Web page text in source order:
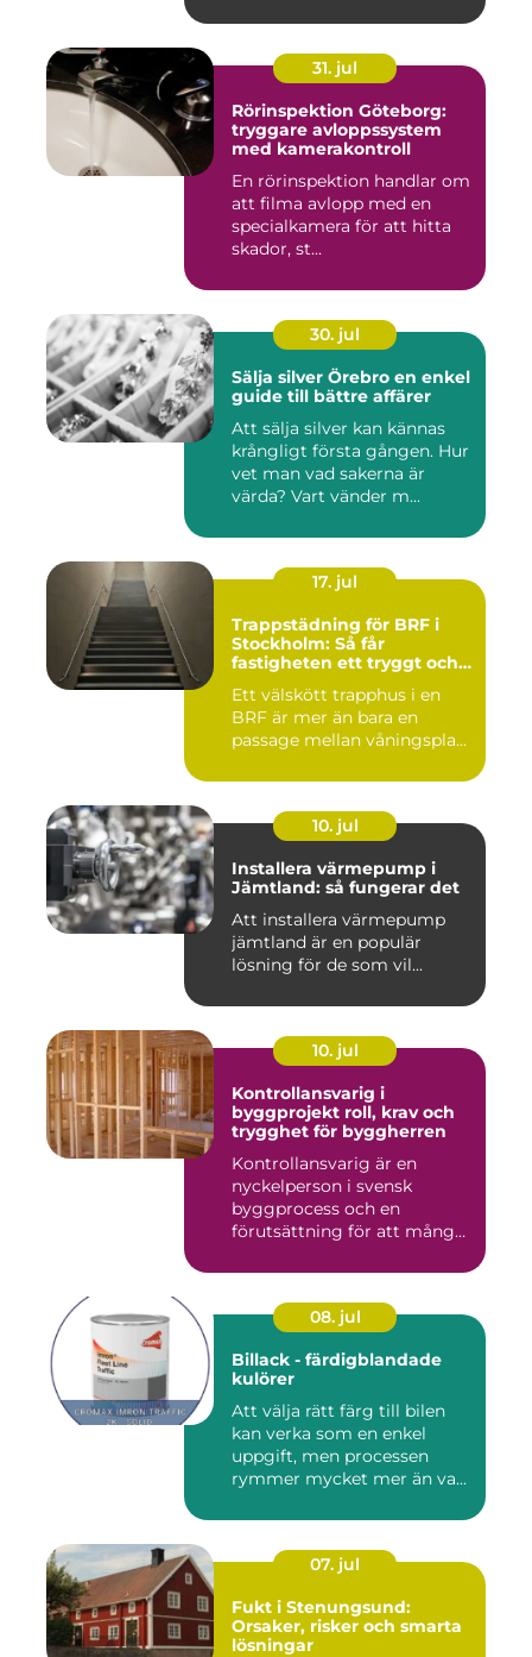
31. jul
Rörinspektion Göteborg:
tryggare avloppssystem
med kamerakontroll
En rörinspektion handlar om
att filma avlopp med en
specialkamera för att hitta
skador, st...
30. jul
Sälja silver Örebro en enkel
guide till bättre affärer
Att sälja silver kan kännas
krångligt första gången. Hur
vet man vad sakerna är
värda? Vart vänder m...
17. jul
Trappstädning för BRF i
Stockholm: Så får
fastigheten ett tryggt och
Ett välskött trapphus i en
BRF är mer än bara en
passage mellan våningspla...
10. jul
Installera värmepump i
Jämtland: så fungerar det
Att installera värmepump
jämtland är en populär
lösning för de som vil...
10. jul
Kontrollansvarig i
byggprojekt roll, krav och
trygghet för byggherren
Kontrollansvarig är en
nyckelperson i svensk
byggprocess och en
förutsättning för att många
08. jul
Billack - färdigblandade
kulörer
Att välja rätt färg till bilen
kan verka som en enkel
uppgift, men processen
rymmer mycket mer än va...
07. jul
Fukt i Stenungsund:
Orsaker, risker och smarta
lösningar